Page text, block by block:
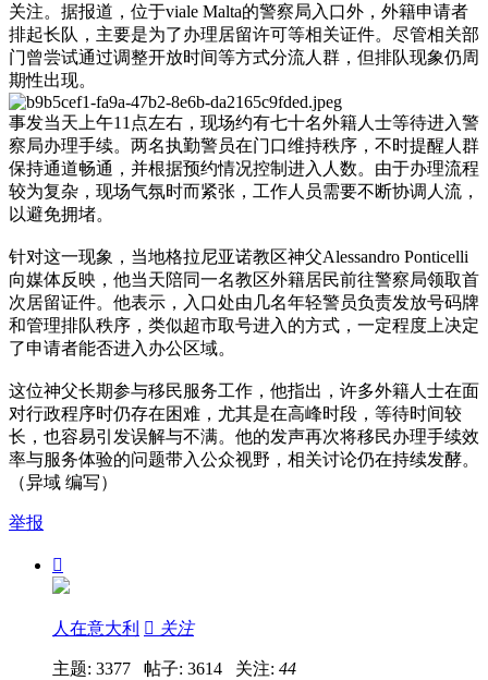
关注。据报道，位于viale Malta的警察局入口外，外籍申请者
排起长队，主要是为了办理居留许可等相关证件。尽管相关部
门曾尝试通过调整开放时间等方式分流人群，但排队现象仍周
期性出现。
事发当天上午11点左右，现场约有七十名外籍人士等待进入警
察局办理手续。两名执勤警员在门口维持秩序，不时提醒人群
保持通道畅通，并根据预约情况控制进入人数。由于办理流程
较为复杂，现场气氛时而紧张，工作人员需要不断协调人流，
以避免拥堵。
针对这一现象，当地格拉尼亚诺教区神父Alessandro Ponticelli
向媒体反映，他当天陪同一名教区外籍居民前往警察局领取首
次居留证件。他表示，入口处由几名年轻警员负责发放号码牌
和管理排队秩序，类似超市取号进入的方式，一定程度上决定
了申请者能否进入办公区域。
这位神父长期参与移民服务工作，他指出，许多外籍人士在面
对行政程序时仍存在困难，尤其是在高峰时段，等待时间较
长，也容易引发误解与不满。他的发声再次将移民办理手续效
率与服务体验的问题带入公众视野，相关讨论仍在持续发酵。
（异域 编写）
举报

人在意大利  关注
主题: 3377 帖子: 3614 关注: 44